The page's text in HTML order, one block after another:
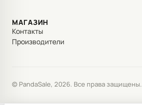
МАГАЗИН
Контакты
Производители
© PandaSale, 2026. Все права защищены.